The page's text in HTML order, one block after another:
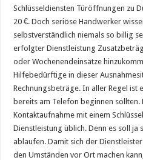
Schlüsseldiensten Türöffnungen zu
20 €. Doch seriöse Handwerker
selbstverständlich niemals so billig
erfolgter Dienstleistung
oder Wochenendeinsätze
Hilfebedürftige in dieser
Rechnungsbeträge. In aller Regel ist
bereits am Telefon beginnen sollten.
Kontaktaufnahme mit einem
Dienstleistung üblich. Denn es soll ja
ablaufen. Damit sich der
den Umständen vor Ort machen